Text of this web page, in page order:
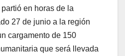
en horas de la
27 de junio a la región
cargamento de 150
que será llevada